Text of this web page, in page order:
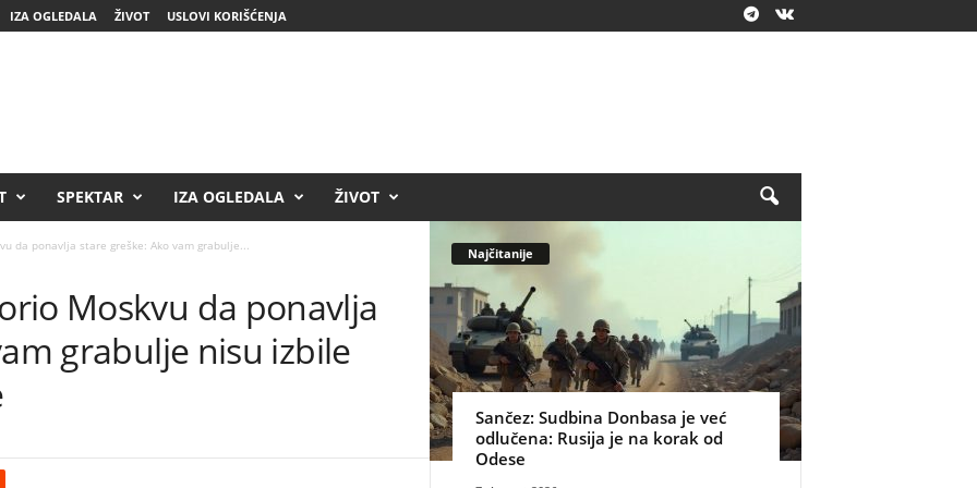
IZA OGLEDALA ŽIVOT USLOVI KORIŠĆENJA
SPEKTAR IZA OGLEDALA ŽIVOT
da ponavlja stare greške: Ako vam grabulje...
Moskvu da ponavlja
grabulje nisu izbile
Najčitanije
Sančez: Sudbina Donbasa je već
odlučena: Rusija je na korak od
Odese